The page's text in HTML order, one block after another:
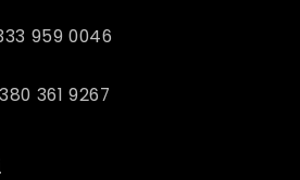
959 0046
361 9267